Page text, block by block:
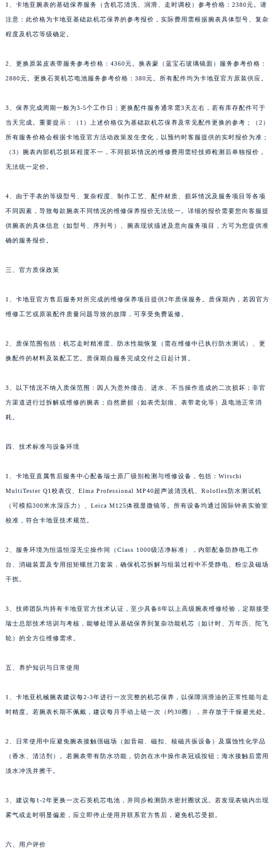
1、卡地亚腕表的基础保养服务（含机芯清洗、润滑、走时调校）参考价格：2380元。请
注意：此价格为卡地亚基础款机芯保养的参考报价，实际费用需根据腕表具体型号、复杂
程度及机芯等级确定。
2、更换原装皮表带服务参考价格：4360元。换表蒙（蓝宝石玻璃镜面）服务参考价格：
2880元。更换石英机芯电池服务参考价格：380元。所有配件均为卡地亚官方原装供应。
3、保养完成周期一般为3-5个工作日；更换配件服务通常需3天左右，若有库存配件可于
当天完成。重要提示：（1）上述价格仅为基础款机芯保养及常见配件更换的参考；（2）
所有服务价格会根据卡地亚官方活动政策发生变化，以预约时客服提供的实时报价为准；
（3）腕表内部机芯损坏程度不一，不同损坏情况的维修费用需经技师检测后单独报价，
无法统一定价。
4、由于手表的等级型号、复杂程度、制作工艺、配件材质、损坏情况及服务项目等各项
不同因素，导致每款腕表不同情况的维修保养报价无法统一。详细的报价需要您向客服提
供腕表的具体信息（如型号、序列号）、腕表现状描述及意向服务项目，方可为您提供准
确的服务报价。
三、官方质保政策
1、卡地亚官方售后服务对所完成的维修保养项目提供2年质保服务。质保期内，若因官方
维修工艺或原装配件质量问题导致的故障，可享受免费返修。
2、质保范围包括：机芯走时精准度、防水性能恢复（需在维修中已执行防水测试）、更
换配件的材料及装配工艺。质保期自服务完成交付之日起计算。
3、以下情况不纳入质保范围：因人为意外撞击、进水、不当操作造成的二次损坏；非官
方渠道进行过拆解或维修的腕表；自然磨损（如表壳划痕、表带老化等）及电池正常消
耗。
四、技术标准与设备环境
1、卡地亚直属售后服务中心配备瑞士原厂级别检测与维修设备，包括：Witschi
MultiTester Q1校表仪、Elma Professional MP40超声波清洗机、Roloflex防水测试机
（可模拟300米水深压力）、Leica M125体视显微镜等。所有设备均通过国际钟表实验室
校准，符合卡地亚技术规范。
2、服务环境为恒温恒湿无尘操作间（Class 1000级洁净标准），内部配备防静电工作
台、消磁装置及专用扭矩螺丝刀套装，确保机芯拆解与组装过程中不受静电、粉尘及磁场
干扰。
3、技师团队均持有卡地亚官方技术认证，至少具备8年以上高级腕表维修经验，定期接受
瑞士总部技术培训与考核，能够处理从基础保养到复杂功能机芯（如计时、万年历、陀飞
轮）的全方位维修需求。
五、养护知识与日常使用
1、卡地亚机械腕表建议每2-3年进行一次完整的机芯保养，以保障润滑油的正常性能与走
时精度。若腕表长期不佩戴，建议每月手动上链一次（约30圈），并存放于干燥避光处。
2、日常使用中应避免腕表接触强磁场（如音箱、磁扣、核磁共振设备）及腐蚀性化学品
（香水、清洁剂）。若腕表带有防水功能，切勿在水中操作表冠或按钮；海水接触后需用
淡水冲洗并擦干。
3、建议每1-2年更换一次石英机芯电池，并同步检测防水密封圈状况。若发现表镜内出现
雾气或走时明显偏差，应立即停止使用并联系官方售后，避免机芯受损。
六、用户评价